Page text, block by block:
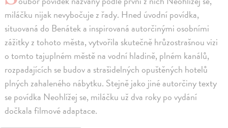
miláčku nijak nevybočuje z řady. Hned úvodní povídka,
situovaná do Benátek a inspirovaná autorčinými osobními
zážitky z tohoto města, vytvořila skutečně hrůzostrašnou vizi
o tomto tajuplném městě na vodní hladině, plném kanálů,
rozpadajících se budov a strašidelných opuštěných hotelů
plných zahaleného nábytku. Stejně jako jiné autorčiny texty
se povídka Neohlížej se, miláčku už dva roky po vydání
dočkala filmové adaptace.